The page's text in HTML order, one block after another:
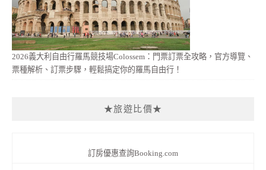
2026義大利自由行羅馬競技場Colossem：門票訂票全攻略，官方導覽、
票種解析、訂票步驟，輕鬆搞定你的羅馬自由行！
★旅遊比價★
訂房優惠查詢Booking.com